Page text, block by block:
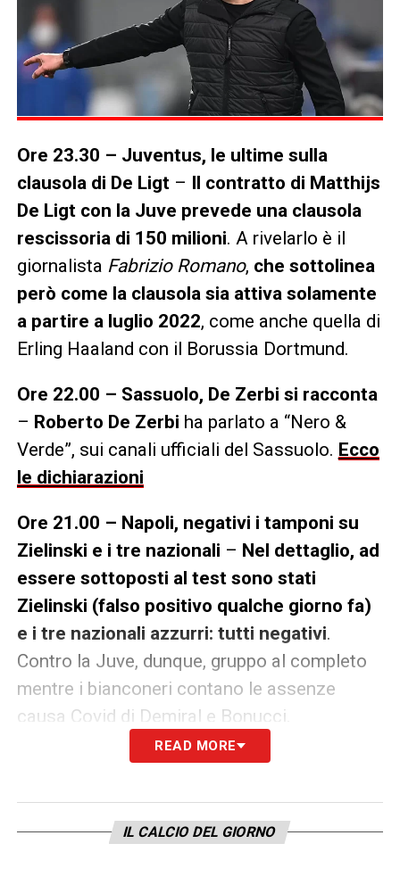
Ore 23.30 – Juventus, le ultime sulla
clausola di De Ligt– Il contratto di Matthijs
De Ligt con la Juve prevede una clausola
rescissoria di 150 milioni. A rivelarlo è il
giornalista Fabrizio Romano, che sottolinea
però come la clausola sia attiva solamente
a partire a luglio 2022, come anche quella di
Erling Haaland con il Borussia Dortmund.
Ore 22.00 – Sassuolo, De Zerbi si racconta
– Roberto De Zerbi ha parlato a “Nero &
Verde”, sui canali ufficiali del Sassuolo. Ecco
le dichiarazioni
Ore 21.00 – Napoli, negativi i tamponi su
Zielinski e i tre nazionali – Nel dettaglio, ad
essere sottoposti al test sono stati
Zielinski (falso positivo qualche giorno fa)
e i tre nazionali azzurri: tutti negativi.
Contro la Juve, dunque, gruppo al completo
mentre i bianconeri contano le assenze
causa Covid di Demiral e Bonucci.
Ore 19.00 – Parma, lungo stop per Zirkzee
Parma: «Joshua Zirkzee è stato oggi
sottoposto ad Innsbruck, in accordo con lo
READ MORE
IL CALCIO DEL GIORNO